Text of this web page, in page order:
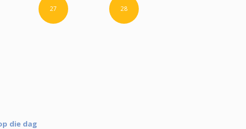
27 28
die dag